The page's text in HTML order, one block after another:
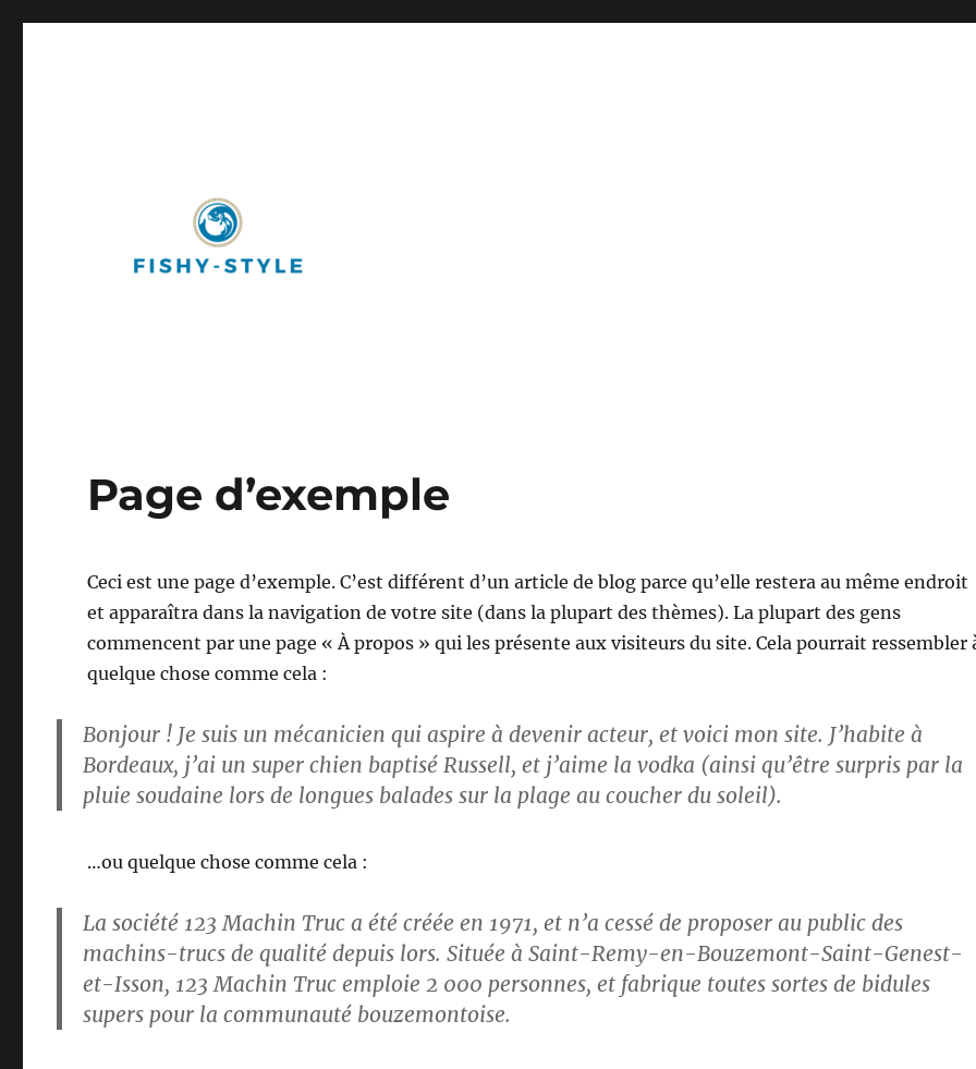
Page d’exemple
Ceci est une page d’exemple. C’est différent d’un article de blog parce qu’elle restera au même endroit
et apparaîtra dans la navigation de votre site (dans la plupart des thèmes). La plupart des gens
commencent par une page « À propos » qui les présente aux visiteurs du site. Cela pourrait ressembler
quelque chose comme cela :
Bonjour ! Je suis un mécanicien qui aspire à devenir acteur, et voici mon site. J’habite à
Bordeaux, j’ai un super chien baptisé Russell, et j’aime la vodka (ainsi qu’être surpris par la
pluie soudaine lors de longues balades sur la plage au coucher du soleil).
…ou quelque chose comme cela :
La société 123 Machin Truc a été créée en 1971, et n’a cessé de proposer au public des
machins-trucs de qualité depuis lors. Située à Saint-Remy-en-Bouzemont-Saint-Genest-
et-Isson, 123 Machin Truc emploie 2 000 personnes, et fabrique toutes sortes de bidules
supers pour la communauté bouzemontoise.